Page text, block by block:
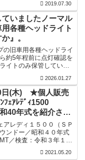
各機関良好／内外装共
左フェンダーに少し擦
が、気になる凹みも無
Ｃ付／走行は多目です
カリと今までメンテナ
切に維持されて来られ
れも有りません。■実
して来ました愛車で
の諸事情で維持が難し
2019.07.30
いましたノーマル
各種ヘッドライト
』。
の旧車用各種ヘッドライ
約5年程前に点灯確認を
イトのみ保管していま
長期保管で万が一点灯
お許しください。ま
であってもレンズカッ
構ございますので、ご
ます。■旧車 当時物 各
180φ ヘッドライト (コイ
・IKI）計12個■東芝
）／IKI製は1個（中古
2026.01.27
日(木) ★個人販売
ﾌｪｱﾚﾃﾞｨ1500
40年式を紹介させ
す。
アレディ１５００（ＳＰ
ンドー／昭和４０年式
／検査：令和３年１２
機関良好／フロントサ
2021.05.20